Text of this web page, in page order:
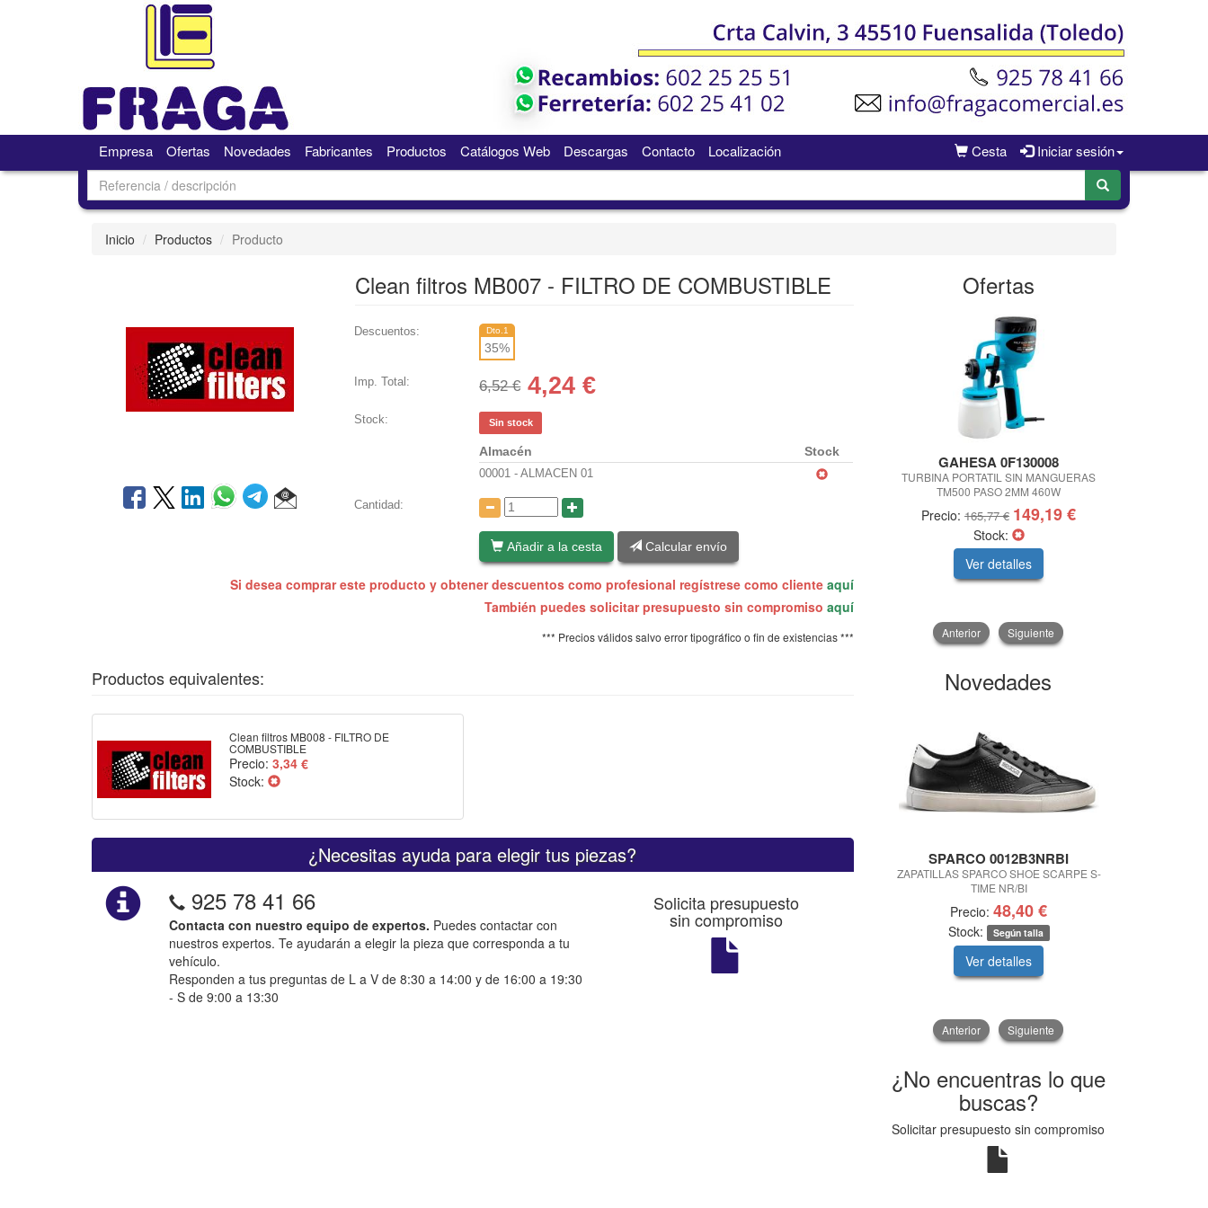
Cesta Iniciar sesión
Empresa Ofertas Novedades Fabricantes Productos Catálogos Web Descargas Contacto Localización
Inicio Productos Producto
Clean filtros MB007 - FILTRO DE COMBUSTIBLE
Descuentos: Dto.1
35%
Imp. Total: 6,52 € 4,24 €
Stock: Sin stock
Almacén Stock
00001 - ALMACEN 01
Cantidad:
Añadir a la cesta Calcular envío
Si desea comprar este producto y obtener descuentos como profesional regístrese como cliente aquí
También puedes solicitar presupuesto sin compromiso aquí
*** Precios válidos salvo error tipográfico o fin de existencias ***
Productos equivalentes:
Clean filtros MB008 - FILTRO DE
COMBUSTIBLE
Precio:3,34 €
Stock:
¿Necesitas ayuda para elegir tus piezas?
925 78 41 66
Contacta con nuestro equipo de expertos. Puedes contactar con
nuestros expertos. Te ayudarán a elegir la pieza que corresponda a tu
vehículo.
Responden a tus preguntas de L a V de 8:30 a 14:00 y de 16:00 a 19:30
- S de 9:00 a 13:30
Solicita presupuesto
sin compromiso
Ofertas
GAHESA 0F130008
TURBINA PORTATIL SIN MANGUERAS
TM500 PASO 2MM 460W
Precio: 165,77 € 149,19 €
Stock:
Ver detalles
Anterior Siguiente
Novedades
SPARCO 0012B3NRBI
ZAPATILLAS SPARCO SHOE SCARPE S-
TIME NR/BI
Precio: 48,40 €
Stock: Según talla
Ver detalles
Anterior Siguiente
¿No encuentras lo que
buscas?
Solicitar presupuesto sin compromiso